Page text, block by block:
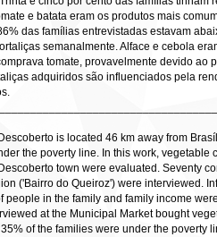
e batata eram os produtos mais
das famílias entrevistadas estavam
semanalmente. Alface e cebola
tomate, provavelmente devido ao
adquiridos são influenciados pela
is located 46 km away from
the poverty line. In this work, vegetable
town were evaluated. Seventy
('Bairro do Queiroz') were interviewed.
people in the family and family income
at the Municipal Market bought
of the families were under the poverty